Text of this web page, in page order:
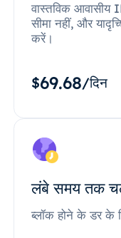
वास्तविक
सीमा नहीं, और
करें।
$69.68/दिन
लंबे समय तक
ब्लॉक होने के डर के